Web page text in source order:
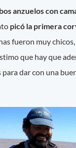
anzuelos con
picó la primera
fueron muy
que hay que
dar con una